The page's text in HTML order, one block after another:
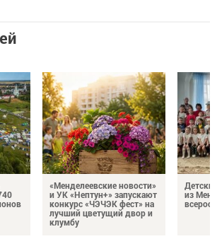
«Менделеевские новости»
и УК «Нептун+» запускают
конкурс «ЧЭЧЭК фест» на
лучший цветущий двор и
клумбу
из